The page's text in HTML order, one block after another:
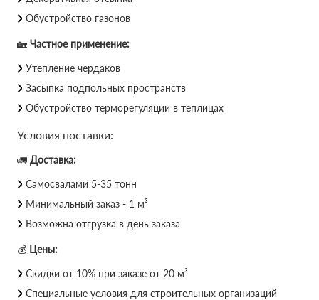
Обустройство газонов
🏡 Частное применение:
Утепление чердаков
Засыпка подпольных пространств
Обустройство терморегуляции в теплицах
Условия поставки:
🚛 Доставка:
Самосвалами 5-35 тонн
Минимальный заказ - 1 м³
Возможна отгрузка в день заказа
💰 Цены:
Скидки от 10% при заказе от 20 м³
Специальные условия для строительных организаций